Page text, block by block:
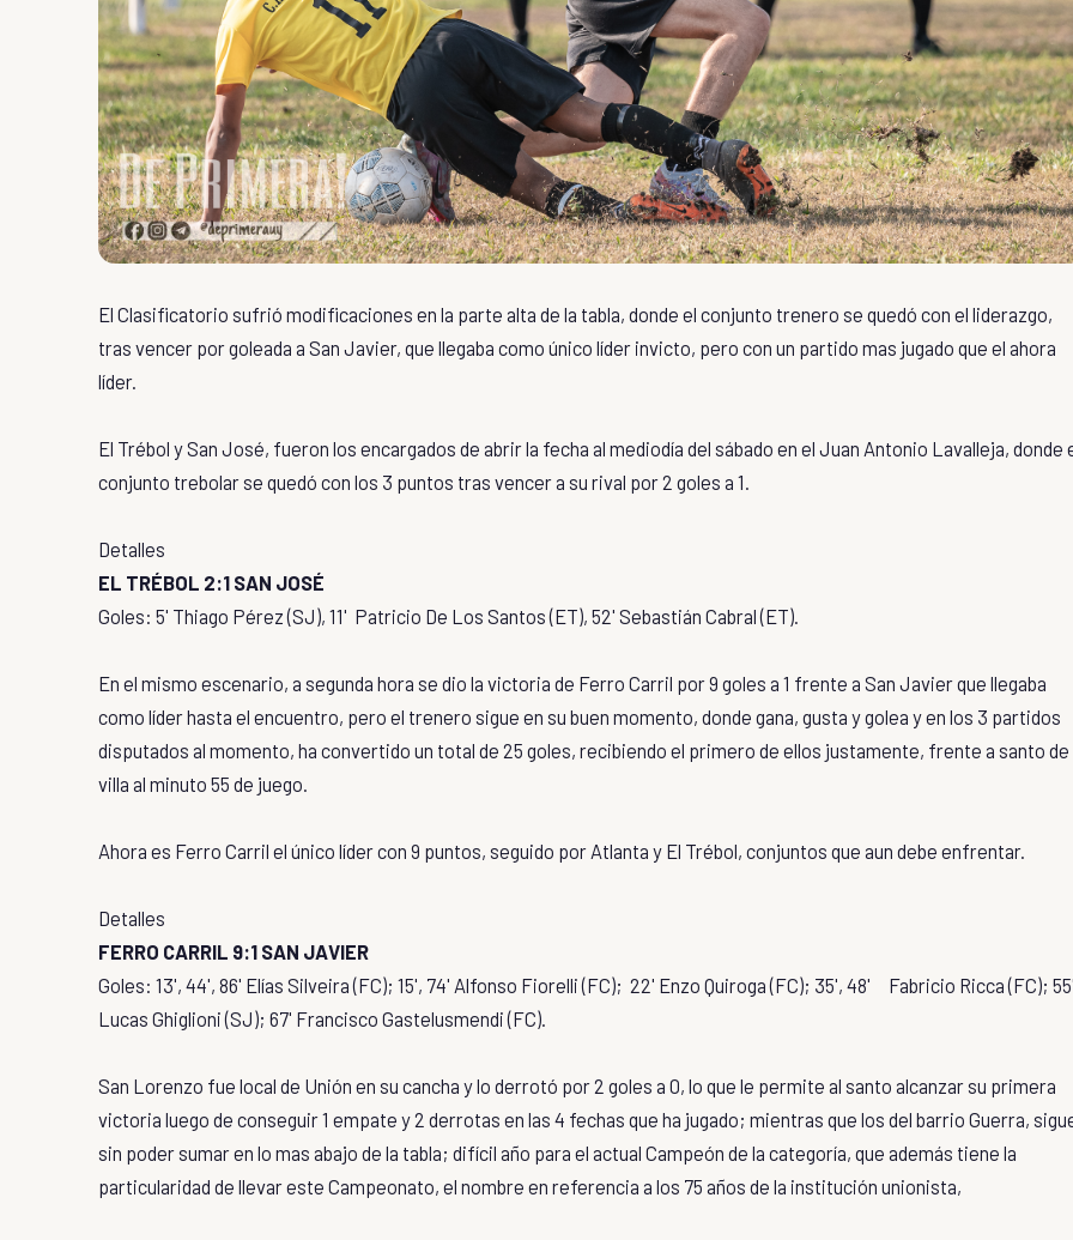
El Clasificatorio sufrió modificaciones en la parte alta de la tabla, donde el conjunto trenero se quedó con el liderazgo,
tras vencer por goleada a San Javier, que llegaba como único líder invicto, pero con un partido mas jugado que el ahora
líder.
El Trébol y San José, fueron los encargados de abrir la fecha al mediodía del sábado en el Juan Antonio Lavalleja, donde
conjunto trebolar se quedó con los 3 puntos tras vencer a su rival por 2 goles a 1.
Detalles
EL TRÉBOL 2:1 SAN JOSÉ
Goles: 5' Thiago Pérez (SJ), 11' Patricio De Los Santos (ET), 52' Sebastián Cabral (ET).
En el mismo escenario, a segunda hora se dio la victoria de Ferro Carril por 9 goles a 1 frente a San Javier que llegaba
como líder hasta el encuentro, pero el trenero sigue en su buen momento, donde gana, gusta y golea y en los 3 partidos
disputados al momento, ha convertido un total de 25 goles, recibiendo el primero de ellos justamente, frente a santo de
villa al minuto 55 de juego.
Ahora es Ferro Carril el único líder con 9 puntos, seguido por Atlanta y El Trébol, conjuntos que aun debe enfrentar.
Detalles
FERRO CARRIL 9:1 SAN JAVIER
Goles: 13', 44', 86' Elías Silveira (FC); 15', 74' Alfonso Fiorelli (FC); 22' Enzo Quiroga (FC); 35', 48'
Fabricio Ricca (FC);
Lucas Ghiglioni (SJ); 67' Francisco Gastelusmendi (FC).
San Lorenzo fue local de Unión en su cancha y lo derrotó por 2 goles a 0, lo que le permite al santo alcanzar su primera
victoria luego de conseguir 1 empate y 2 derrotas en las 4 fechas que ha jugado; mientras que los del barrio Guerra,
sin poder sumar en lo mas abajo de la tabla; difícil año para el actual Campeón de la categoría, que además tiene la
particularidad de llevar este Campeonato, el nombre en referencia a los 75 años de la institución unionista,